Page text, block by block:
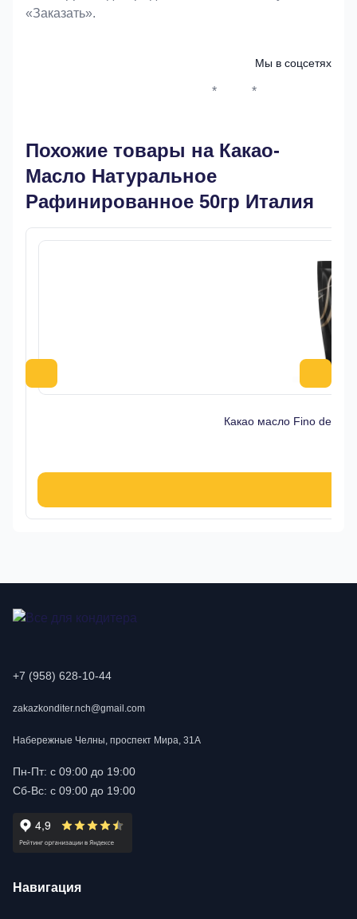
«Заказать».
Мы в соцсетях
* *
Похожие товары на Какао-
Масло Натуральное
Рафинированное 50гр Италия
Какао масло Fino de
+7 (958) 628-10-44
zakazkonditer.nch@gmail.com
Набережные Челны, проспект Мира, 31А
Пн-Пт: с 09:00 до 19:00
Сб-Вс: с 09:00 до 19:00
Навигация